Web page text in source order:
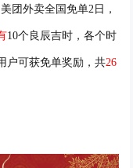
团外卖全国免单2日，
10个良辰吉时，各个时
户可获免单奖励 ，共26